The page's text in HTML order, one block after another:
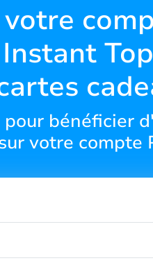
bénéficier
votre compte